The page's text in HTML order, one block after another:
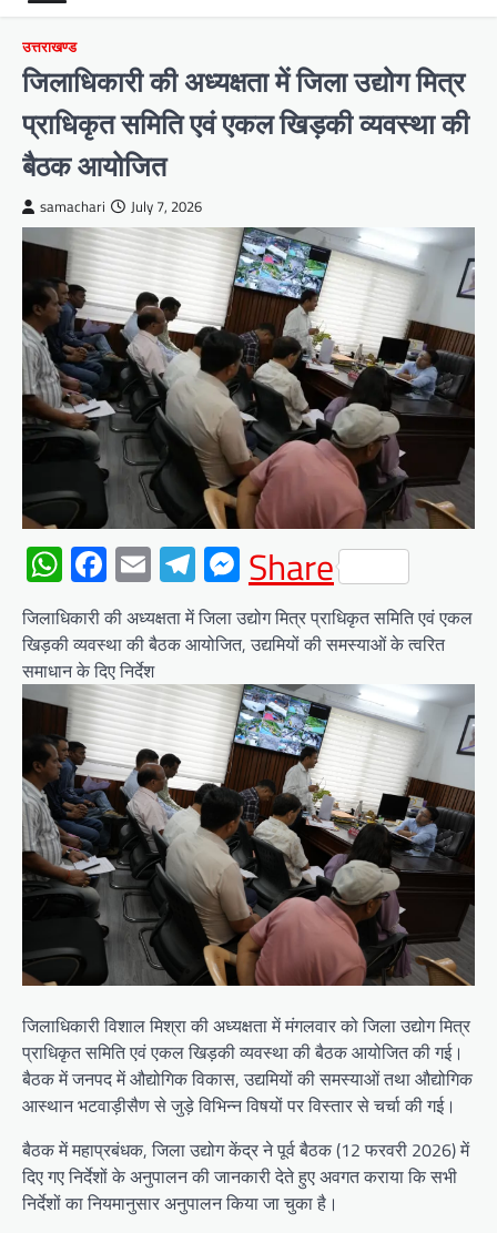
उत्तराखण्ड
जिलाधिकारी की अध्यक्षता में जिला उद्योग मित्र
प्राधिकृत समिति एवं एकल खिड़की व्यवस्था की
बैठक आयोजित
samachari July 7, 2026
WhatsApp
Facebook
EmailTelegram
Messenger
Share
जिलाधिकारी की अध्यक्षता में जिला उद्योग मित्र प्राधिकृत समिति एवं एकल
खिड़की व्यवस्था की बैठक आयोजित, उद्यमियों की समस्याओं के त्वरित
समाधान के दिए निर्देश
जिलाधिकारी विशाल मिश्रा की अध्यक्षता में मंगलवार को जिला उद्योग मित्र
प्राधिकृत समिति एवं एकल खिड़की व्यवस्था की बैठक आयोजित की गई।
बैठक में जनपद में औद्योगिक विकास, उद्यमियों की समस्याओं तथा औद्योगिक
आस्थान भटवाड़ीसैण से जुड़े विभिन्न विषयों पर विस्तार से चर्चा की गई।
बैठक में महाप्रबंधक, जिला उद्योग केंद्र ने पूर्व बैठक (12 फरवरी 2026) में
दिए गए निर्देशों के अनुपालन की जानकारी देते हुए अवगत कराया कि सभी
निर्देशों का नियमानुसार अनुपालन किया जा चुका है।